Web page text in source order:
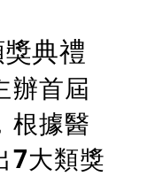
典禮
辦首屆
根據醫
7大類獎